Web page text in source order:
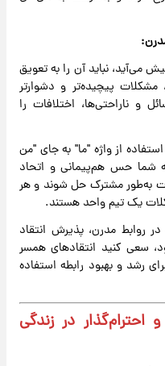
می‌آید، نباید آن را به تعویق
مشکلات پیچیده‌تر و دشوارتر
و ناراحتی‌ها، اختلافات را
استفاده از واژه "ما" به جای "من
شما حس هم‌پیمانی و اتحاد
به‌طور مشترک حل شوند و هر
یک تیم واحد هستند.
روابط مدرن، پذیرش انتقاد
سعی کنید انتقادهای همسر
رشد و بهبود رابطه استفاده
احترام‌گذار در زندگی